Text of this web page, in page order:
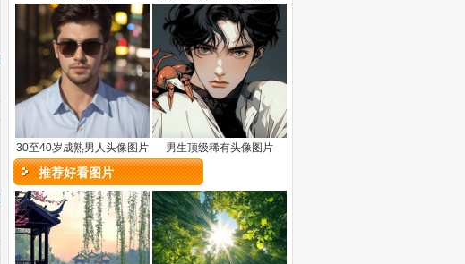
30至40岁成熟男人头像图片 男生顶级稀有头像图片
推荐好看图片